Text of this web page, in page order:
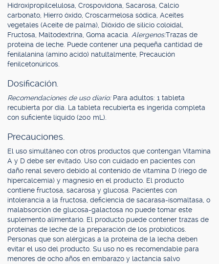
Hidroxipropilcelulosa, Crospovidona, Sacarosa, Calcio
carbonato, Hierro óxido, Croscarmelosa sódica, Aceites
vegetales (Aceite de palma), Dióxido de silicio coloidal,
Fructosa, Maltodextrina, Goma acacia. Alergenos:Trazas de
proteína de leche. Puede contener una pequeña cantidad de
fenilalanina (amino acido) natultalmente, Precaución
fenilcetonúricos.
Dosificación.
Recomendaciones de uso diario: Para adultos: 1 tableta
recubierta por día. La tableta recubierta es ingerida completa
con suficiente líquido (200 mL).
Precauciones.
El uso simultáneo con otros productos que contengan Vitamina
A y D debe ser evitado. Uso con cuidado en pacientes con
daño renal severo debido al contenido de vitamina D (riego de
hipercalcemia) y magnesio en el producto. El producto
contiene fructosa, sacarosa y glucosa. Pacientes con
intolerancia a la fructosa, deficiencia de sacarasa-isomaltasa, o
malabsorción de glucosa-galactosa no puede tomar este
suplemento alimentario. El producto puede contener trazas de
proteínas de leche de la preparación de los probioticos.
Personas que son alérgicas a la proteína de la lecha deben
evitar el uso del producto. Su uso no es recomendable para
menores de ocho años en embarazo y lactancia salvo